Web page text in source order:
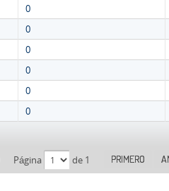
0
0
0
0
0
0
Página de 1 PRIMERO